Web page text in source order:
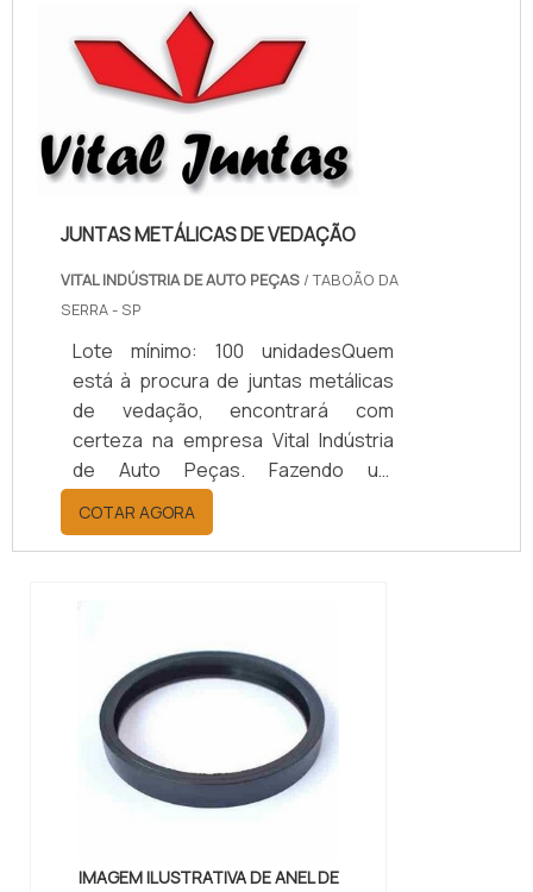
HIDRÁULICO PARA ALTA
TEMPERATURASe alguém pesquisar
papelão hidráulico para alta
temperatura encontra na internet a
kaelved. Uma empresa com alto
know-how em laudos ...
JUNTAS METÁLICAS DE VEDAÇÃO
VITAL INDÚSTRIA DE AUTO PEÇAS / TABOÃO DA
SERRA - SP
Lote mínimo: 100 unidadesQuem
está à procura de juntas metálicas
de vedação, encontrará com
certeza na empresa Vital Indústria
de Auto Peças. Fazendo um
orçamento por meio da maior
empresa da área, é possível achar a
sofisticação, qualidade e preço
vedação, com a melhor mão de obra
da Vital Indústria de Auto Peças, o
cliente receberá ótima qualidade
com responsabilidade ambient...
COTAR AGORA
IMAGEM ILUSTRATIVA DE ANEL DE